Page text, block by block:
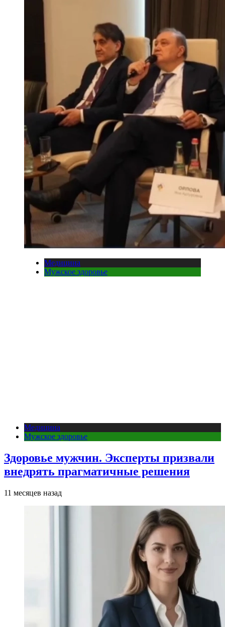
Медицина
Мужское здоровье
Медицина
Мужское здоровье
Здоровье мужчин. Эксперты призвали
внедрять прагматичные решения
11 месяцев назад